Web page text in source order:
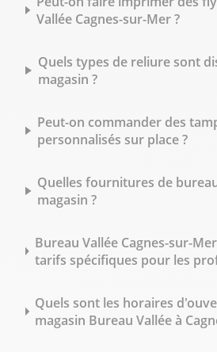
Vallée Cagnes-sur-Mer ?
Quels types de reliure sont
magasin ?
Peut-on commander des
personnalisés sur place ?
Quelles fournitures de
magasin ?
Bureau Vallée Cagnes-sur-
tarifs spécifiques pour les
Quels sont les horaires
magasin Bureau Vallée à